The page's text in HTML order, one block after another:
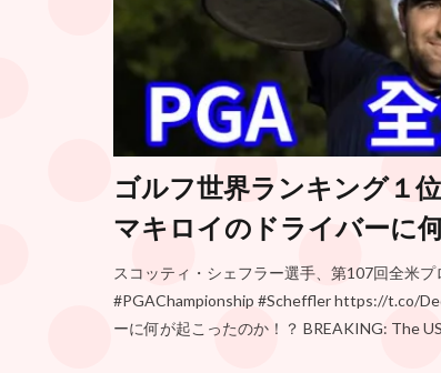
ゴルフ世界ランキング１
マキロイのドライバーに
スコッティ・シェフラー選手、第107回全米
#PGAChampionship #Scheffler https://t.co/
ーに何が起こったのか！？ BREAKING: The